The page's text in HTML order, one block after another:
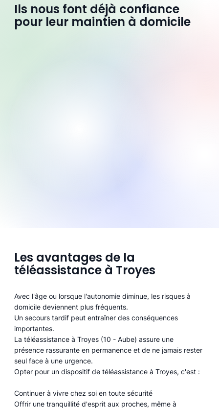
Ils nous font déjà confiance
pour leur maintien à domicile
Les avantages de la
téléassistance à Troyes
Avec l'âge ou lorsque l'autonomie diminue, les risques à
domicile deviennent plus fréquents.
Un secours tardif peut entraîner des conséquences
importantes.
La téléassistance à Troyes (10 - Aube) assure une
présence rassurante en permanence et de ne jamais rester
seul face à une urgence.
Opter pour un dispositif de téléassistance à Troyes, c'est :
Continuer à vivre chez soi en toute sécurité
Offrir une tranquillité d'esprit aux proches, même à